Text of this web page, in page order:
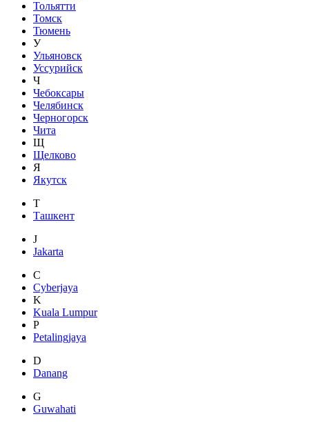
Тольятти
Томск
Тюмень
У
Ульяновск
Уссурийск
Ч
Чебоксары
Челябинск
Черногорск
Чита
Щ
Щелково
Я
Якутск
Т
Ташкент
J
Jakarta
C
Cyberjaya
K
Kuala Lumpur
P
Petalingjaya
D
Danang
G
Guwahati